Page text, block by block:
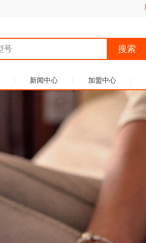
新闻中心 加盟中心